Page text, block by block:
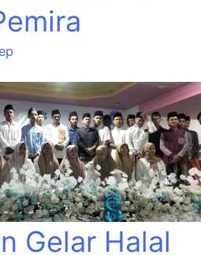
Gelar Halal